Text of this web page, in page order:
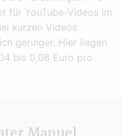
für YouTube-Videos im
kurzen Videos
geringer. Hier liegen
bis 0,08 Euro pro